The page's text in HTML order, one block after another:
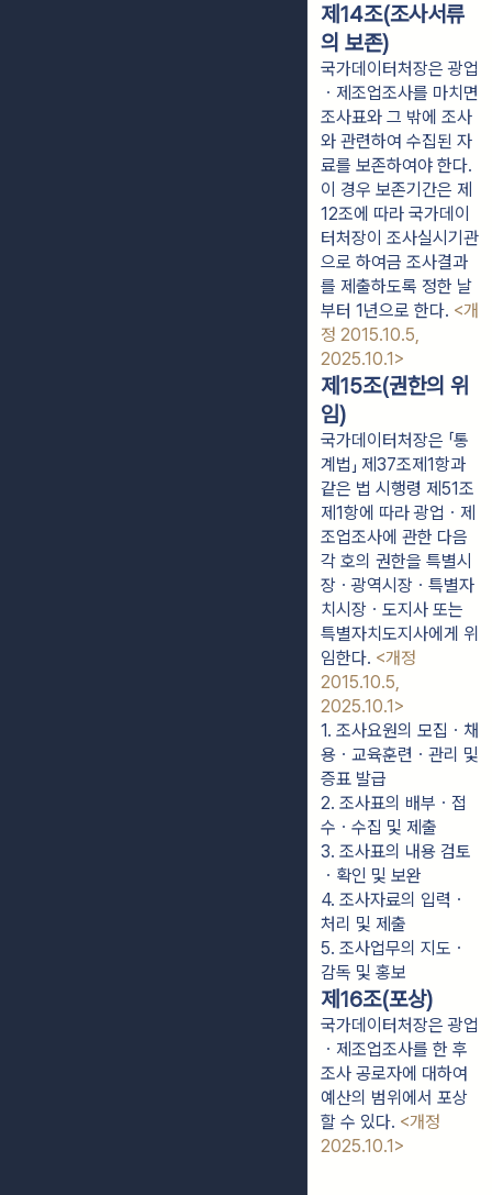
제14조(조사서류
의 보존)
국가데이터처장은 광업
ㆍ제조업조사를 마치면
조사표와 그 밖에 조사
와 관련하여 수집된 자
료를 보존하여야 한다.
이 경우 보존기간은 제
12조에 따라 국가데이
터처장이 조사실시기관
으로 하여금 조사결과
를 제출하도록 정한 날
부터 1년으로 한다. <개
정 2015.10.5,
2025.10.1>
제15조(권한의 위
임)
국가데이터처장은 「통
계법」 제37조제1항과
같은 법 시행령 제51조
제1항에 따라 광업ㆍ제
조업조사에 관한 다음
각 호의 권한을 특별시
장ㆍ광역시장ㆍ특별자
치시장ㆍ도지사 또는
특별자치도지사에게 위
임한다. <개정
2015.10.5,
2025.10.1>
1. 조사요원의 모집ㆍ채
용ㆍ교육훈련ㆍ관리 및
증표 발급
2. 조사표의 배부ㆍ접
수ㆍ수집 및 제출
3. 조사표의 내용 검토
ㆍ확인 및 보완
4. 조사자료의 입력ㆍ
처리 및 제출
5. 조사업무의 지도ㆍ
감독 및 홍보
제16조(포상)
국가데이터처장은 광업
ㆍ제조업조사를 한 후
조사 공로자에 대하여
예산의 범위에서 포상
할 수 있다. <개정
2025.10.1>